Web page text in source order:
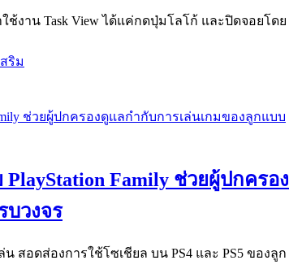
ใช้งาน Task View ได้แค่กดปุ่มโลโก้ และปิดจอยโดย
ริม
Family ช่วยผู้ปกครอง
บวงจร
สอดส่องการใช้โซเชียล บน PS4 และ PS5 ของลูก